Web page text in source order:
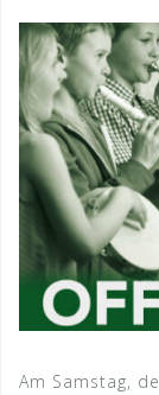
Am Samstag,